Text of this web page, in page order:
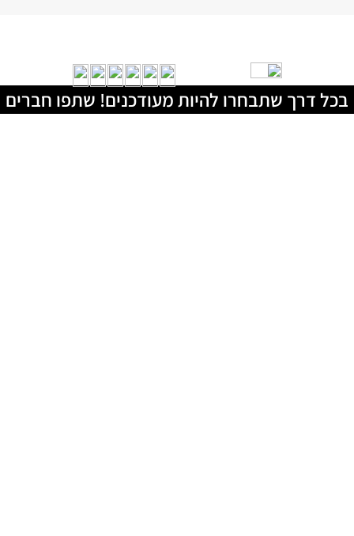
בכל דרך שתבחרו להיות מעודכנים! שתפו חברים